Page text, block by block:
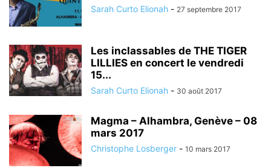
Sarah Curto Elionah - 27 septembre 2017
Les inclassables de THE TIGER
LILLIES en concert le vendredi
15...
Sarah Curto Elionah - 30 août 2017
Magma – Alhambra, Genève – 08
mars 2017
Christophe Losberger - 10 mars 2017